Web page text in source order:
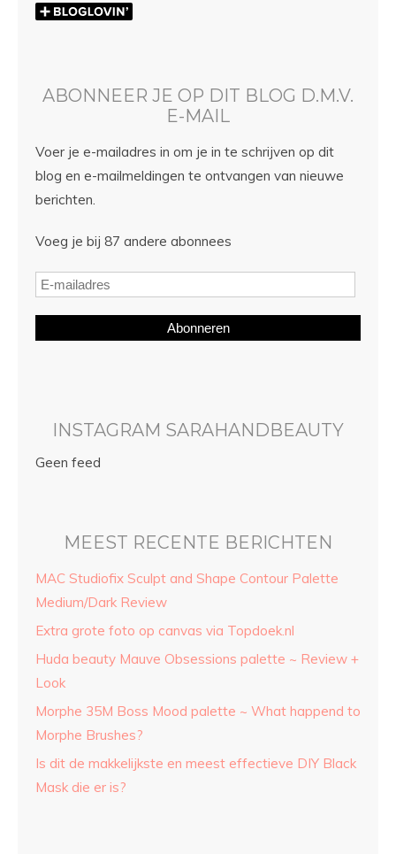
ABONNEER JE OP DIT BLOG D.M.V.
E-MAIL
Voer je e-mailadres in om je in te schrijven op dit
blog en e-mailmeldingen te ontvangen van nieuwe
berichten.
Voeg je bij 87 andere abonnees
Abonneren
INSTAGRAM SARAHANDBEAUTY
Geen feed
MEEST RECENTE BERICHTEN
MAC Studiofix Sculpt and Shape Contour Palette
Medium/Dark Review
Extra grote foto op canvas via Topdoek.nl
Huda beauty Mauve Obsessions palette ~ Review +
Look
Morphe 35M Boss Mood palette ~ What happend to
Morphe Brushes?
Is dit de makkelijkste en meest effectieve DIY Black
Mask die er is?